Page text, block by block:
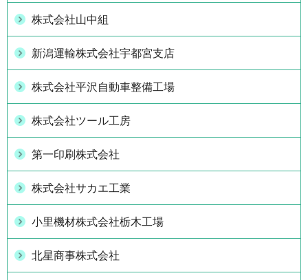
株式会社山中組
新潟運輸株式会社宇都宮支店
株式会社平沢自動車整備工場
株式会社ツール工房
第一印刷株式会社
株式会社サカエ工業
小里機材株式会社栃木工場
北星商事株式会社